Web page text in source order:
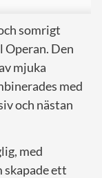
somrigt
Operan. Den
mjuka
med
och nästan
med
skapade ett